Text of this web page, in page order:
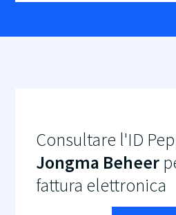
Consultare l'ID
Jongma Beheer
fattura elettronica